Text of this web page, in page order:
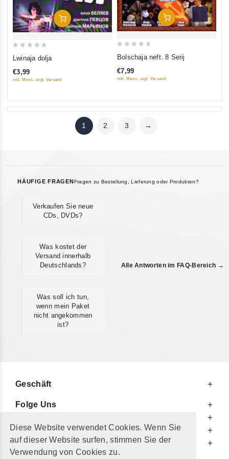
Diese Website verwendet Cookies. Wenn Sie
auf dieser Website surfen, stimmen Sie der
Verwendung von Cookies zu.
In Den Warenkorb
of
Lwinaja dolja
€3,99
inkl. Mwst., zzgl. Versand
In Den Warenkorb
of
Bolschaja neft. 8 Serij
€7,99
inkl. Mwst., zzgl. Versand
1 2 3 →
HÄUFIGE FRAGEN Fragen zu Bestellung, Lieferung oder Produkten?
Verkaufen Sie neue
CDs, DVDs?
Was kostet der
Versand innerhalb
Deutschlands?
Was soll ich tun,
wenn mein Paket
nicht angekommen
ist?
Alle Antworten im FAQ-Bereich →
Geschäft
Folge Uns
Zu Ihrer Information
Zusätzlich